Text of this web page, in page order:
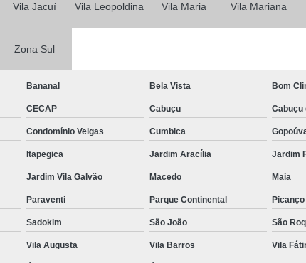
Vila Jacuí Vila Leopoldina Vila Maria Vila Mariana
Zona Sul
Bananal Bela Vista Bom
CECAP Cabuçu Cabuçu
Condomínio Veigas Cumbica
Itapegica Jardim Aracília Jardim
Jardim Vila Galvão Macedo Maia
Paraventi Parque Continental Picanço
Sadokim São João São
Vila Augusta Vila Barros Vila